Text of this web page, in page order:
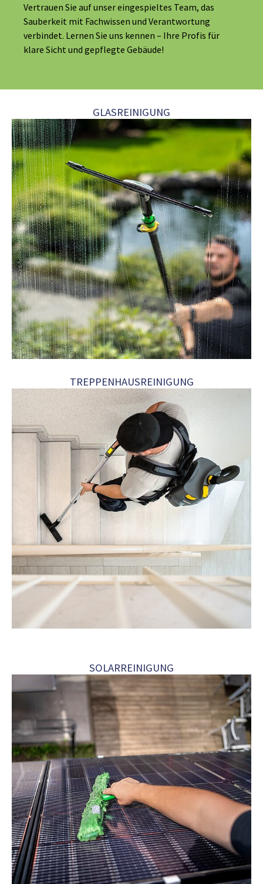
Vertrauen Sie auf unser eingespieltes Team, das
Sauberkeit mit Fachwissen und Verantwortung
verbindet. Lernen Sie uns kennen – Ihre Profis für
klare Sicht und gepflegte Gebäude!
GLASREINIGUNG
TREPPENHAUSREINIGUNG
SOLARREINIGUNG